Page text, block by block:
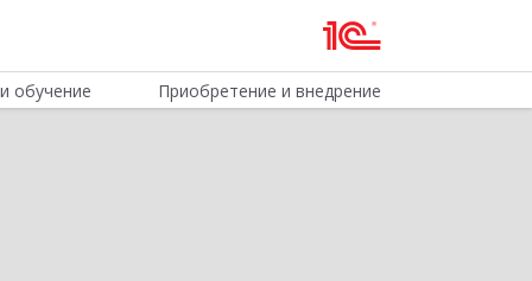
обучение Приобретение и внедрение